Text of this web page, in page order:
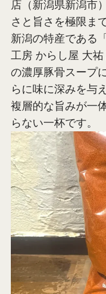
店（新潟県新潟市
さと旨さを極限ま
新潟の特産である
工房 からし屋 大
の濃厚豚骨スープ
らに味に深みを与
複層的な旨みが一
らない一杯です。